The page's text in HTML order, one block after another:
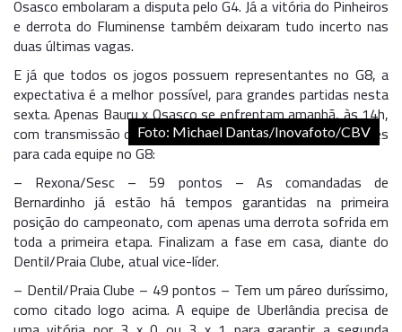
Osasco embolaram a disputa pelo G4. Já a vitória do Pinheiros
e derrota do Fluminense também deixaram tudo incerto nas
duas últimas vagas.
E já que todos os jogos possuem representantes no G8, a
expectativa é a melhor possível, para grandes partidas nesta
sexta. Apenas Bauru x Osasco se enfrentam amanhã, às 14h,
com transmissão da RedeTV. Assim, vamos às possibilidades
para cada equipe no G8:
Foto: Michael Dantas/Inovafoto/CBV
– Rexona/Sesc – 59 pontos – As comandadas de
Bernardinho já estão há tempos garantidas na primeira
posição do campeonato, com apenas uma derrota sofrida em
toda a primeira etapa. Finalizam a fase em casa, diante do
Dentil/Praia Clube, atual vice-líder.
– Dentil/Praia Clube – 49 pontos – Tem um páreo duríssimo,
como citado logo acima. A equipe de Uberlândia precisa de